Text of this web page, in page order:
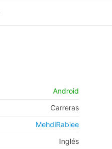
Android
Carreras
MehdiRabiee
Inglés